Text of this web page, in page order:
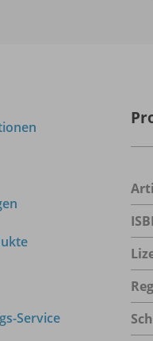
Service